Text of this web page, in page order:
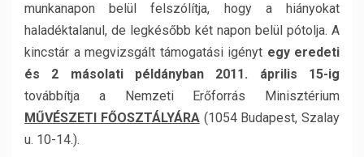
munkanapon belül felszólítja, hogy a hiányokat
haladéktalanul, de legkésőbb két napon belül pótolja. A
kincstár a megvizsgált támogatási igényt egy eredeti
és 2 másolati példányban 2011. április 15-ig
továbbítja a Nemzeti Erőforrás Minisztérium
MŰVÉSZETI FŐOSZTÁLYÁRA(1054 Budapest, Szalay
u. 10-14.).